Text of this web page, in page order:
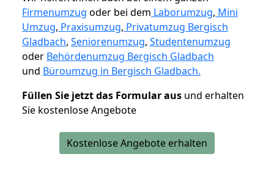
Firmenumzug oder bei dem Laborumzug, Mini
Umzug, Praxisumzug, Privatumzug Bergisch
Gladbach, Seniorenumzug, Studentenumzug
oder Behördenumzug Bergisch Gladbach
und Büroumzug in Bergisch Gladbach.
Füllen Sie jetzt das Formular aus und erhalten
Sie kostenlose Angebote
Kostenlose Angebote erhalten